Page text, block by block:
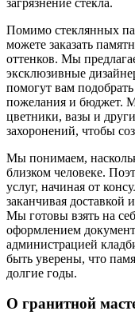
Помимо стеклянных
можете заказать
оттенков. Мы
эксклюзивные
помогут вам
пожелания и бюджет.
цветники, вазы и
захоронений, чтобы
Мы понимаем,
близком человеке.
услуг, начиная от
заканчивая доставкой
Мы готовы взять на
оформлением
администрацией
быть уверены, что
долгие годы.
О гранитной